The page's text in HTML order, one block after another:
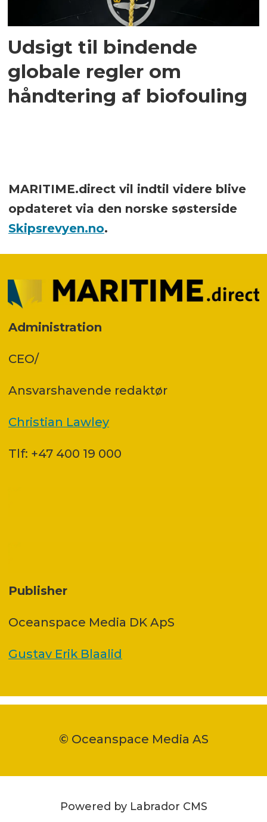
Udsigt til bindende
globale regler om
håndtering af biofouling
MARITIME.direct vil indtil videre blive
opdateret via den norske søsterside
Skipsrevyen.no.
Administration
CEO/
Ansvars­havende redaktør
Christian Lawley
Tlf: +47 400 19 000
Publisher
Oceanspace Media DK ApS
Gustav Erik Blaalid
© Oceanspace Media AS
Powered by Labrador CMS